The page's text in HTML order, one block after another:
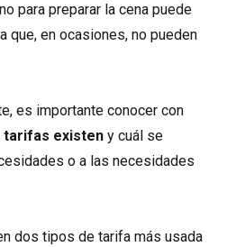
para preparar la cena puede
que, en ocasiones, no pueden
es importante conocer con
tarifas existen y cuál se
o a las necesidades
dos tipos de tarifa más usada